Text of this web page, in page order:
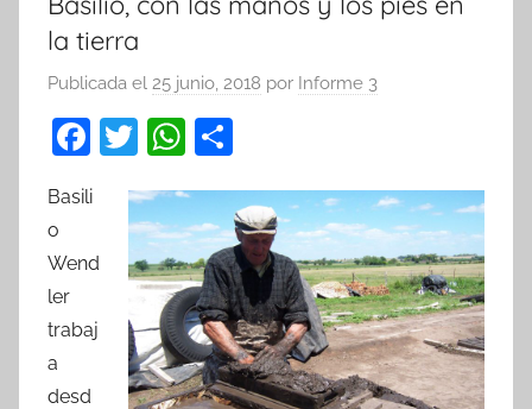
la tierra
Publicada el 25 junio, 2018 por Informe 3
F
c
e
o
T
itt
er
W
at
s
A
p
p
m
p
ar
tir
Basili
o
Wend
ler
trabaj
a
desd